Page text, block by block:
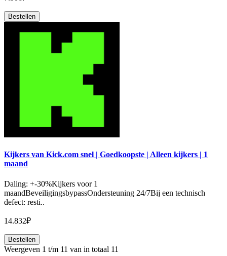
Bestellen
Kijkers van Kick.com snel | Goedkoopste | Alleen kijkers | 1
maand
Daling: +-30%Kijkers voor 1
maandBeveiligingsbypassOndersteuning 24/7Bij een technisch
defect: resti..
14.832₽
Bestellen
Weergeven 1 t/m 11 van in totaal 11